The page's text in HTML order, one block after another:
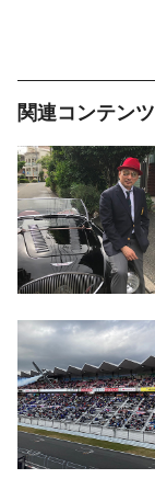
関連コンテンツ